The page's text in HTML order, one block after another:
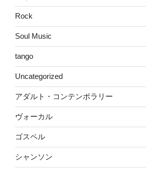
Rock
Soul Music
tango
Uncategorized
アダルト・コンテンポラリー
ヴォーカル
ゴスペル
シャンソン